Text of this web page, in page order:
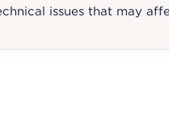
issues that may